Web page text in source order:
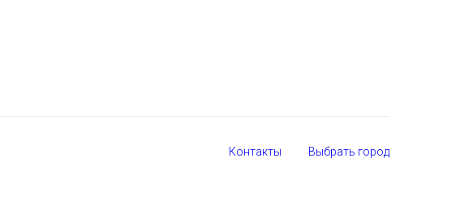
Контакты Выбрать город